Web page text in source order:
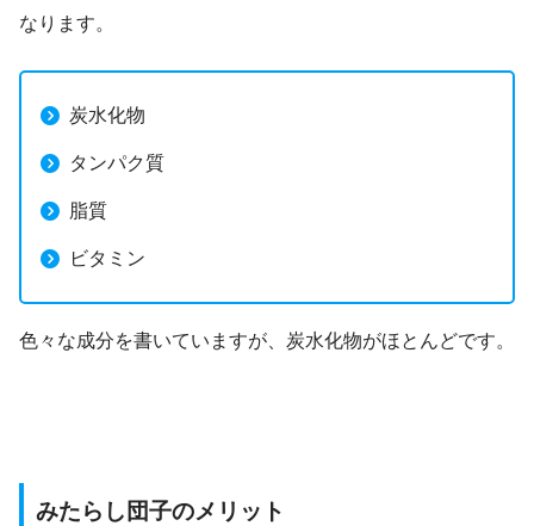
なります。
炭水化物
タンパク質
脂質
ビタミン
色々な成分を書いていますが、炭水化物がほとんどです。
みたらし団子のメリット